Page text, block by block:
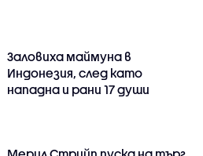
Заловиха маймуна в
Индонезия, след като
нападна и рани 17 души